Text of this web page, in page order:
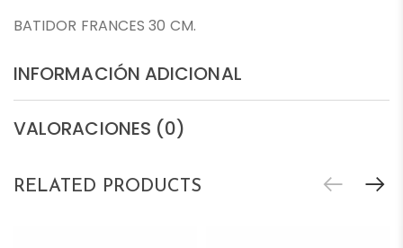
BATIDOR FRANCES 30 CM.
INFORMACIÓN ADICIONAL
VALORACIONES (0)
RELATED PRODUCTS